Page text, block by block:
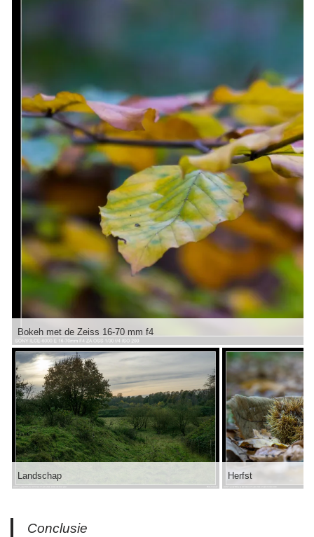
Bokeh met de Zeiss 16-70 mm f4
Landschap Herfst
Conclusie